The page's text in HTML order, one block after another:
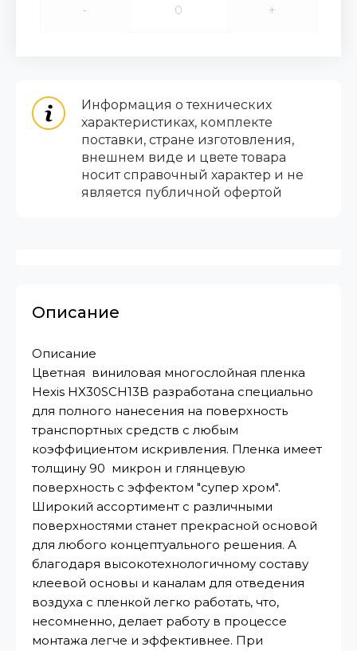
- +
Информация о технических
характеристиках, комплекте
поставки, стране изготовления,
внешнем виде и цвете товара
носит справочный характер и не
является публичной офертой
Описание
Описание
Цветная виниловая многослойная пленка
Hexis HX30SCH13B разработана специально
для полного нанесения на поверхность
транспортных средств с любым
коэффициентом искривления. Пленка имеет
толщину 90 микрон и глянцевую
поверхность с эффектом "супер хром".
Широкий ассортимент с различными
поверхностями станет прекрасной основой
для любого концептуального решения. А
благодаря высокотехнологичному составу
клеевой основы и каналам для отведения
воздуха с пленкой легко работать, что,
несомненно, делает работу в процессе
монтажа легче и эффективнее. При